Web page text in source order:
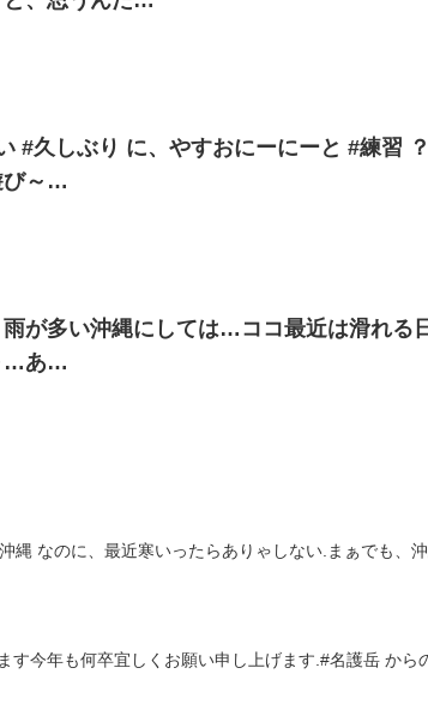
#久しぶり に、やすおにーにーと #練習
び～…
雨が多い沖縄にしては…ココ最近は滑れる
…あ…
縄 なのに、最近寒いったらありゃしない.まぁでも、
す今年も何卒宜しくお願い申し上げます.#名護岳 から